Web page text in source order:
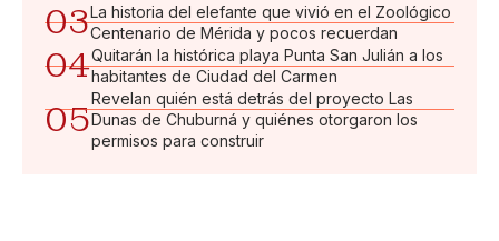
03La historia del elefante que vivió en el Zoológico
Centenario de Mérida y pocos recuerdan
04Quitarán la histórica playa Punta San Julián a los
habitantes de Ciudad del Carmen
05
Revelan quién está detrás del proyecto Las
Dunas de Chuburná y quiénes otorgaron los
permisos para construir